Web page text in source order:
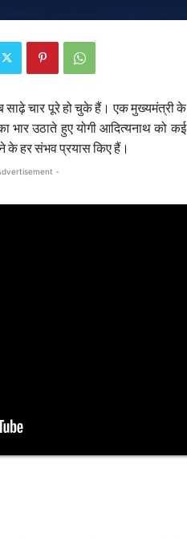
साढ़े चार पूरे हो चुके हैं। एक मुख्यमंत्री
उठाते हुए योगी आदित्यनाथ को कई
के हर संभव प्रयास किए हैं।
-